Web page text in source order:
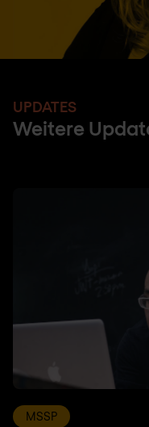
UPDATES
Weitere
MSSP